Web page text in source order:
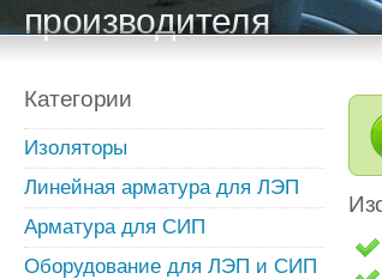
производителя
Категории
Изоляторы
Линейная арматура для ЛЭП
Арматура для СИП
Оборудование для ЛЭП и СИП